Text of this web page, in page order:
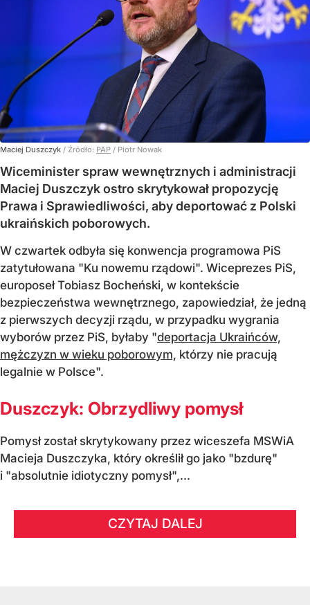
Maciej Duszczyk / Źródło: PAP / Piotr Nowak
Wiceminister spraw wewnętrznych i administracji
Maciej Duszczyk ostro skrytykował propozycję
Prawa i Sprawiedliwości, aby deportować z Polski
ukraińskich poborowych.
W czwartek odbyła się konwencja programowa PiS
zatytułowana "Ku nowemu rządowi". Wiceprezes PiS,
europoseł Tobiasz Bocheński, w kontekście
bezpieczeństwa wewnętrznego, zapowiedział, że jedną
z pierwszych decyzji rządu, w przypadku wygrania
wyborów przez PiS, byłaby "deportacja Ukraińców,
mężczyzn w wieku poborowym, którzy nie pracują
legalnie w Polsce".
Duszczyk: Obrzydliwy pomysł
Pomysł został skrytykowany przez wiceszefa MSWiA
Macieja Duszczyka, który określił go jako "bzdurę"
i "absolutnie idiotyczny pomysł",...
CZYTAJ DALEJ